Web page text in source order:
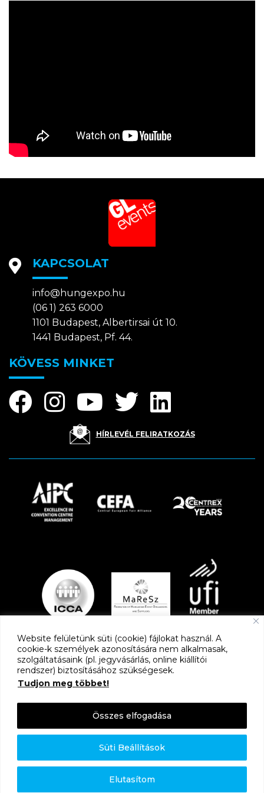
Website felületünk süti (cookie) fájlokat használ. A
cookie-k személyek azonosítására nem alkalmasak,
szolgáltatásaink (pl. jegyvásárlás, online kiállítói
rendszer) biztosításához szükségesek.
Tudjon meg többet!
Süti Beállítások
Elutasítom
Összes elfogadása
KAPCSOLAT
info@hungexpo.hu
(06 1) 263 6000
1101 Budapest, Albertirsai út 10.
1441 Budapest, Pf. 44.
KÖVESS MINKET
HÍRLEVÉL FELIRATKOZÁS
PARTNEREK
Adatkezelési tájékoztató